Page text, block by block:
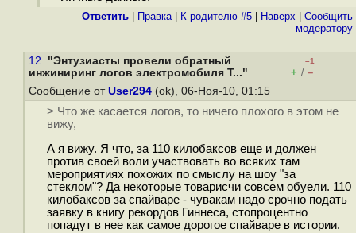
Ответить Правка| К родителю #5 Наверх
Cообщить
модератору
12. "Энтузиасты провели обратный
инжиниринг логов электромобиля T..."
–1
+ / –
Сообщение от User294 (ok), 06-Ноя-10, 01:15
> Что же касается логов, то ничего плохого в этом не
вижу,
А я вижу. Я что, за 110 килобаксов еще и должен
против своей воли участвовать во всяких там
мероприятиях похожих по смыслу на шоу "за
стеклом"? Да некоторые товарисчи совсем обуели. 110
килобаксов за спайваре - чувакам надо срочно подать
заявку в книгу рекордов Гиннеса, стопроцентно
попадут в нее как самое дорогое спайваре в истории.